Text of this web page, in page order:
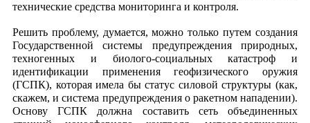
технические средства мониторинга и контроля.
Решить проблему, думается, можно только путем создания
Государственной системы предупреждения природных,
техногенных и биолого-социальных катастроф и
идентификации применения геофизического оружия
(ГСПК), которая имела бы статус силовой структуры (как,
скажем, и система предупреждения о ракетном нападении).
Основу ГСПК должна составить сеть объединенных